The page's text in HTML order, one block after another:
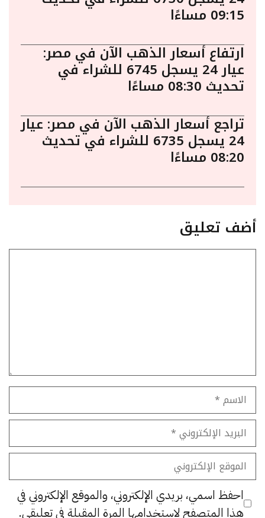
09:15 مساءًا
ارتفاع أسعار الذهب الآن في مصر:
عيار 24 يسجل 6745 للشراء في
تحديث 08:30 مساءًا
تراجع أسعار الذهب الآن في مصر: عيار
24 يسجل 6735 للشراء في تحديث
08:20 مساءًا
أضف تعليق
الاسم
البريد
الإلكتروني
الموقع
الإلكتروني
احفظ اسمي، بريدي الإلكتروني، والموقع الإلكتروني في
هذا المتصفح لاستخدامها المرة المقبلة في تعليقي.